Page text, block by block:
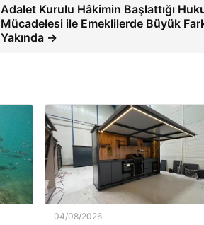
Adalet Kurulu Hâkimin Başlattığı
Mücadelesi ile Emeklilerde Büyük
Yakında →
04/08/2026